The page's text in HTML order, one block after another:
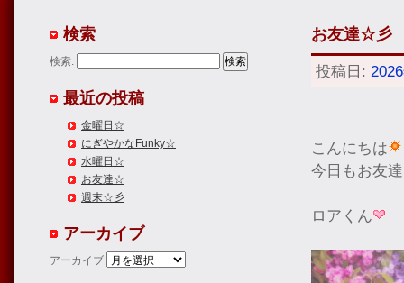
お友達☆彡
投稿日:
こんにちは
今日もお友
ロアくん
検索
検索:
最近の投稿
金曜日☆
にぎやかなFunky☆
水曜日☆
お友達☆
週末☆彡
アーカイブ
アーカイブ